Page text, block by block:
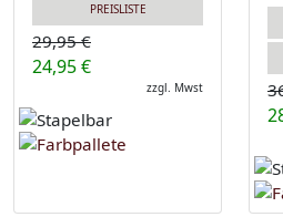
PREISLISTE
29,95 €
24,95 €
zzgl. Mwst